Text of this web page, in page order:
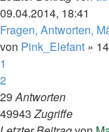
09.04.2014, 18:41
Fragen, Antworten,
von Pink_Elefant »
1
2
29Antworten
49943Zugriffe